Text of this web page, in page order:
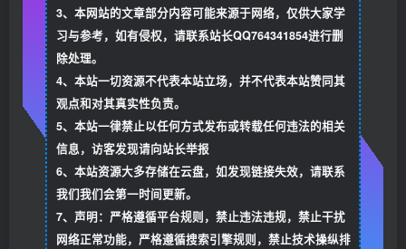
3、本网站的文章部分内容可能来源于网络，仅供大家学
习与参考，如有侵权，请联系站长QQ764341854进行删
除处理。
4、本站一切资源不代表本站立场，并不代表本站赞同其
观点和对其真实性负责。
5、本站一律禁止以任何方式发布或转载任何违法的相关
信息，访客发现请向站长举报
6、本站资源大多存储在云盘，如发现链接失效，请联系
我们我们会第一时间更新。
7、声明：严格遵循平台规则，禁止违法违规，禁止干扰
网络正常功能，严格遵循搜索引擎规则，禁止技术操纵排